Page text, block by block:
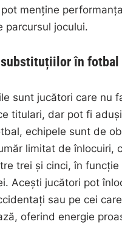
menține
parcursul jocului.
în fotbal
sunt jucători care nu
titulari, dar pot fi
echipele sunt de
limitat de înlocuiri,
trei și cinci, în funcție
Acești jucători pot
sau pe cei
oferind energie